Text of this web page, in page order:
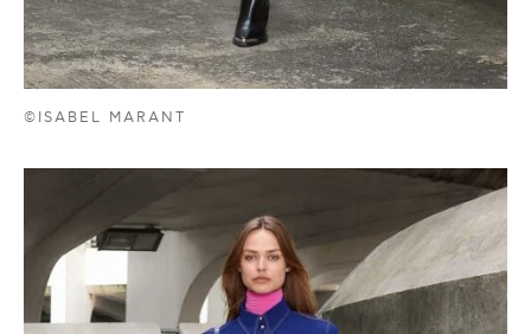
©ISABEL MARANT